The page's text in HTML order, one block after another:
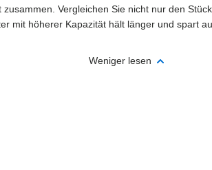
Vergleichen Sie nicht nur den
mit höherer Kapazität hält länger und spart
Weniger lesen